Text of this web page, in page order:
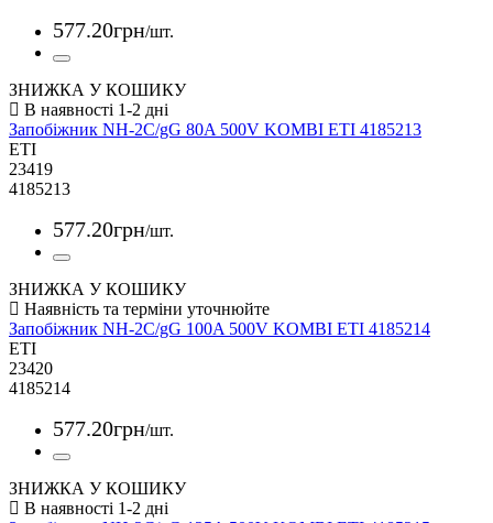
577.20грн/шт.
ЗНИЖКА У КОШИКУ
Запобіжник NH-2C/gG 80A 500V KOMBI ETI 4185213
ETI
23419
4185213
577.20грн/шт.
ЗНИЖКА У КОШИКУ
Запобіжник NH-2C/gG 100A 500V KOMBI ETI 4185214
ETI
23420
4185214
577.20грн/шт.
ЗНИЖКА У КОШИКУ